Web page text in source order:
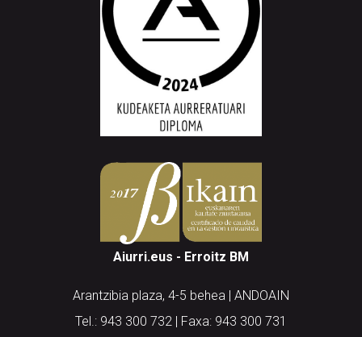
Aiurri.eus - Erroitz BM
Arantzibia plaza, 4-5 behea | ANDOAIN
Tel.: 943 300 732 | Faxa: 943 300 731